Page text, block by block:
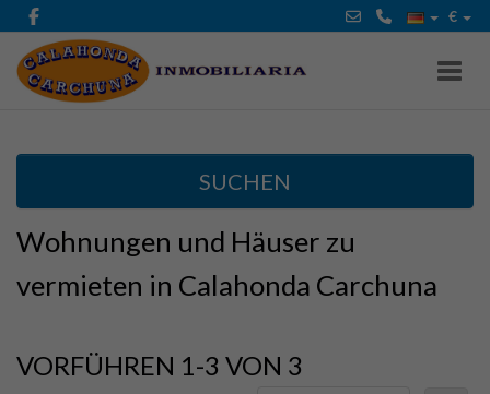
€
SUCHEN
Wohnungen und Häuser zu
vermieten in Calahonda Carchuna
VORFÜHREN 1-3 VON 3